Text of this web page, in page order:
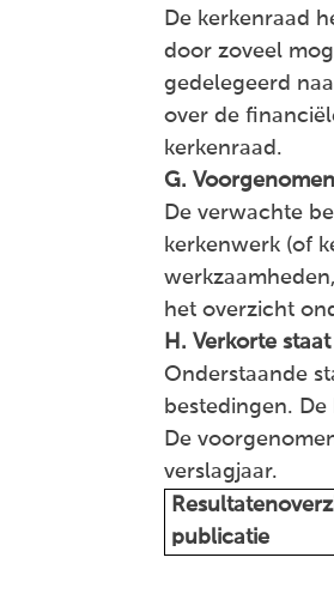
De kerkenraad
door zoveel
gedelegeerd
over de
kerkenraad.
G.
De verwachte
kerkenwerk (of
het overzicht
H. Verkorte
Onderstaande
bestedingen.
De
verslagjaar.
publicatie